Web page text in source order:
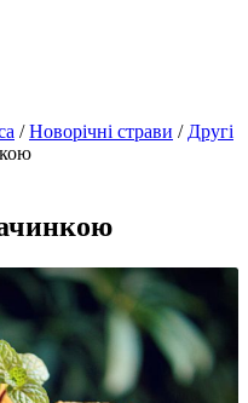
/Новорічні страви /Другі